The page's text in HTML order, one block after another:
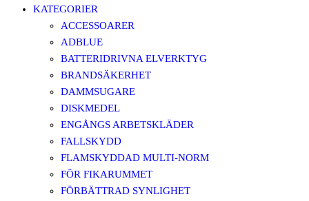
KATEGORIER
ACCESSOARER
ADBLUE
BATTERIDRIVNA ELVERKTYG
BRANDSÄKERHET
DAMMSUGARE
DISKMEDEL
ENGÅNGS ARBETSKLÄDER
FALLSKYDD
FLAMSKYDDAD MULTI-NORM
FÖR FIKARUMMET
FÖRBÄTTRAD SYNLIGHET